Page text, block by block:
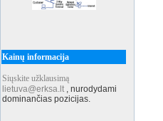
Kainų informacija
Siųskite užklausimą
lietuva@erksa.lt , nurodydami
dominančias pozicijas.